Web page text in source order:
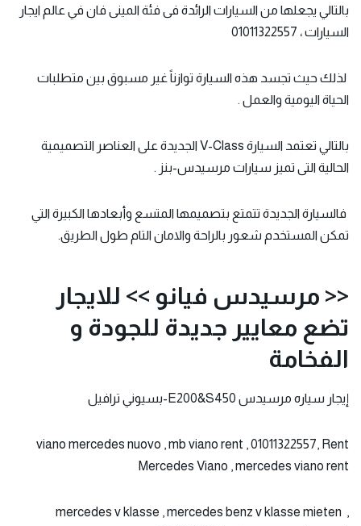
بالتالي يجعلها من السيارات الرائدة فى فئة المينى فان في عالم ايجار
السيارات ، 01011322557
لذلك حيث تجسد هذه السيارة توازناً غير مسبوق بين متطلبات
الحياة اليومية والعمل .
بالتالي تعتمد السيارة V-Class الجديدة على العناصر التصميمية
الحالية التى تميز سيارات مرسيدس-بنز .
فالسيارة الجديدة تتمتع بتصميمها المتسع وأبعادها الكبيرة التي
تمكن المستخدم شعور بالراحة والامان التام طول الطريق.
<< مرسيدس فيانو >> للايجار
تضع معايير جديدة للجودة و
الفخامة
إيجار سياره مرسيدس
viano mercedes nuovo , mb viano rent , 01011322557, Rent
Mercedes Viano , mercedes viano rent
mercedes v klasse , mercedes benz v klasse mieten ,